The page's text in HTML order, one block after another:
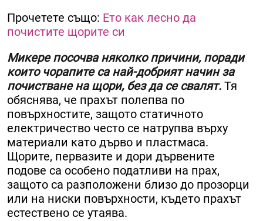
Прочетете също: Ето как лесно да
почистите щорите си
Микере посочва няколко причини, поради
които чорапите са най-добрият начин за
почистване на щори, без да се свалят. Тя
обяснява, че прахът полепва по
повърхностите, защото статичното
електричество често се натрупва върху
материали като дърво и пластмаса.
Щорите, первазите и дори дървените
подове са особено податливи на прах,
защото са разположени близо до прозорци
или на ниски повърхности, където прахът
естествено се утаява.